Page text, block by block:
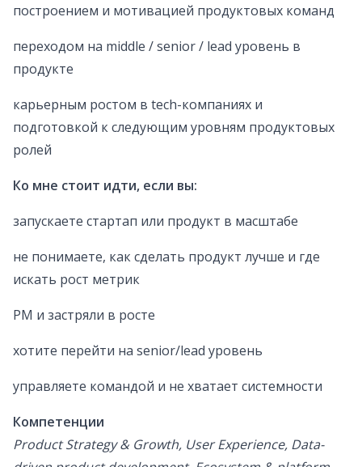
построением и мотивацией продуктовых команд
переходом на middle / senior / lead уровень в
продукте
карьерным ростом в tech-компаниях и
подготовкой к следующим уровням продуктовых
ролей
Ко мне стоит идти, если вы:
запускаете стартап или продукт в масштабе
не понимаете, как сделать продукт лучше и где
искать рост метрик
PM и застряли в росте
хотите перейти на senior/lead уровень
управляете командой и не хватает системности
Компетенции
Product Strategy & Growth, User Experience, Data-